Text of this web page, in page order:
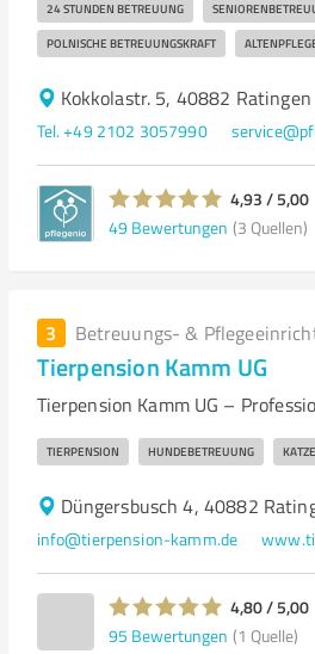
24 STUNDEN BETREUUNG
POLNISCHE BETREUUNGSKRAFT
Kokkolastr. 5, 40882 Ratingen
Tel. +49 2102 3057990
4,93 / 5,00
49 Bewertungen (3 Quellen)
3 Betreuungs- &
Tierpension Kamm UG
Tierpension Kamm UG –
TIERPENSION HUNDEBETREUUNG
Düngersbusch 4, 40882
info@tierpension-kamm.de
4,80 / 5,00
95 Bewertungen (1 Quelle)